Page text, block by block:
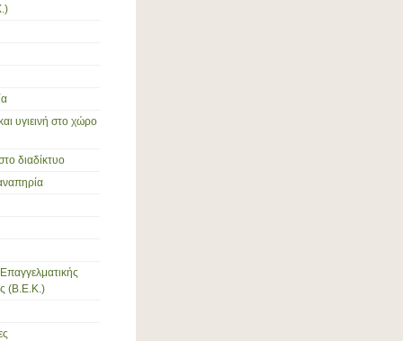
υγιεινή στο χώρο
διαδίκτυο
(Β.Ε.Κ.)